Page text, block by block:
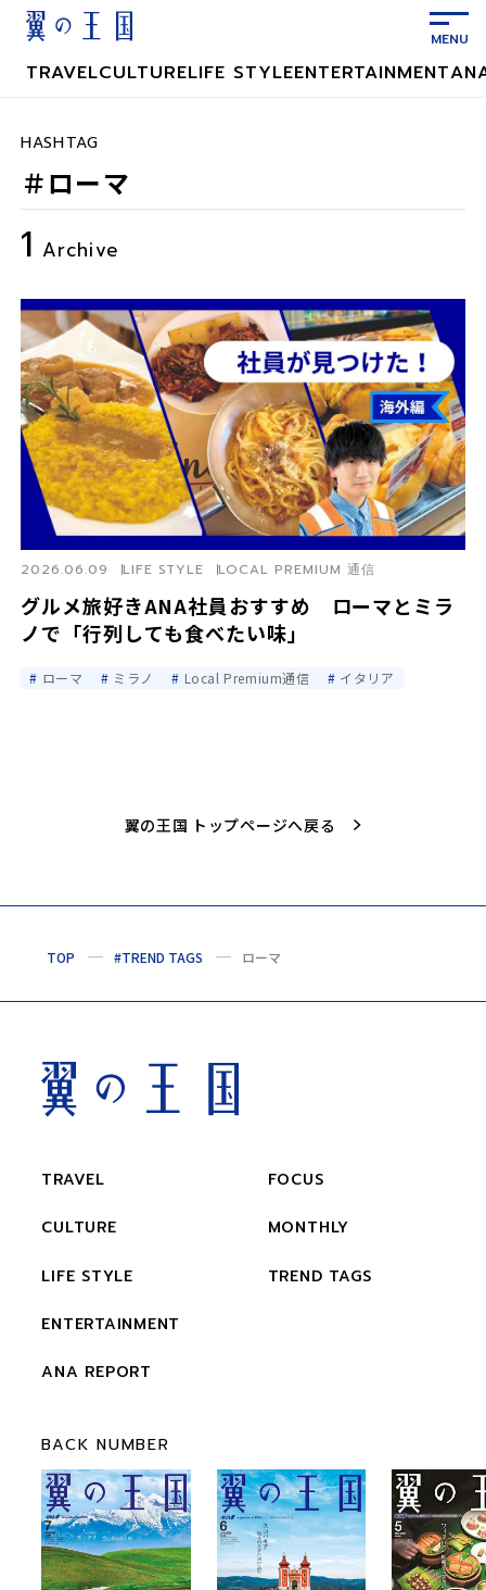
TRAVELCULTURELIFE STYLEENTERTAINMENT
＃ローマ
HASHTAG
1 Archive
グルメ旅好きANA社員おすすめ ローマとミラ
ノで「行列しても食べたい味」
2026.06.09 LIFE STYLE LOCAL PREMIUM 通信
ローマ ミラノ Local Premium通信 イタリア
翼の王国 トップページへ戻る
TOP #TREND TAGS ローマ
TRAVEL
CULTURE
LIFE STYLE
ENTERTAINMENT
ANA REPORT
FOCUS
MONTHLY
TREND TAGS
BACK NUMBER